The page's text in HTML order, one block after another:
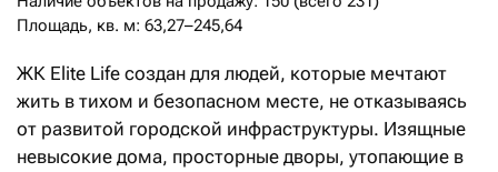
Площадь, кв. м: 63,27–245,64
ЖК Elite Life создан для людей, которые мечтают
жить в тихом и безопасном месте, не отказываясь
от развитой городской инфраструктуры. Изящные
невысокие дома, просторные дворы, утопающие в